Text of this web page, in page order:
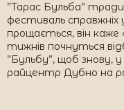
”Тарас Бульба”
фестиваль справжніх
прощається, він каже
тижнів почнуться
”Бульбу”, щоб знову,
райцентр Дубно на